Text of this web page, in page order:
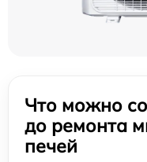
Что можно
до ремонта
печей